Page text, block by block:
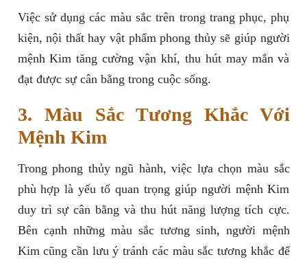
Việc sử dụng các màu sắc trên trong trang phục, phụ
kiện, nội thất hay vật phẩm phong thủy sẽ giúp người
mệnh Kim tăng cường vận khí, thu hút may mắn và
đạt được sự cân bằng trong cuộc sống.
3. Màu Sắc Tương Khắc Với
Mệnh Kim
Trong phong thủy ngũ hành, việc lựa chọn màu sắc
phù hợp là yếu tố quan trọng giúp người mệnh Kim
duy trì sự cân bằng và thu hút năng lượng tích cực.
Bên cạnh những màu sắc tương sinh, người mệnh
Kim cũng cần lưu ý tránh các màu sắc tương khắc để